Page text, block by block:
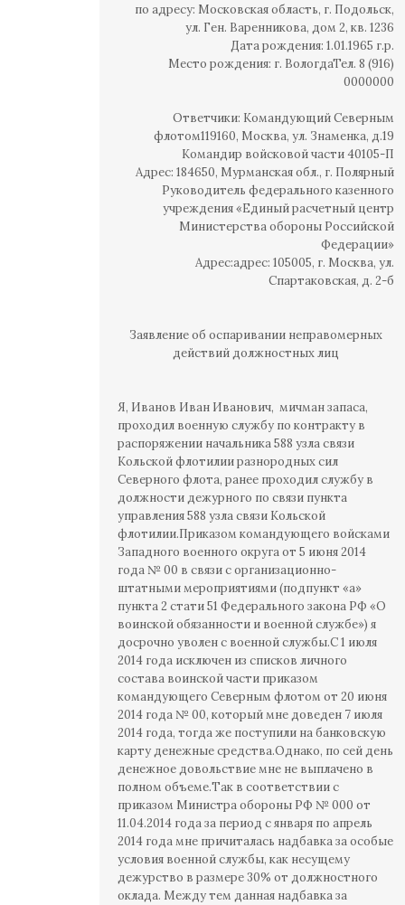
по адресу: Московская область, г. Подольск,
ул. Ген. Варенникова, дом 2, кв. 1236
Дата рождения: 1.01.1965 г.р.
Место рождения: г. ВологдаТел. 8 (916)
0000000
Ответчики: Командующий Северным
флотом119160, Москва, ул. Знаменка, д.19
Командир войсковой части 40105-П
Адрес: 184650, Мурманская обл., г. Полярный
Руководитель федерального казенного
учреждения «Единый расчетный центр
Министерства обороны Российской
Федерации»
Адрес:адрес: 105005, г. Москва, ул.
Спартаковская, д. 2-б
Заявление об оспаривании неправомерных
действий должностных лиц
Я, Иванов Иван Иванович, мичман запаса,
проходил военную службу по контракту в
распоряжении начальника 588 узла связи
Кольской флотилии разнородных сил
Северного флота, ранее проходил службу в
должности дежурного по связи пункта
управления 588 узла связи Кольской
флотилии.Приказом командующего войсками
Западного военного округа от 5 июня 2014
года № 00 в связи с организационно-
штатными мероприятиями (подпункт «а»
пункта 2 стати 51 Федерального закона РФ «О
воинской обязанности и военной службе») я
досрочно уволен с военной службы.С 1 июля
2014 года исключен из списков личного
состава воинской части приказом
командующего Северным флотом от 20 июня
2014 года № 00, который мне доведен 7 июля
2014 года, тогда же поступили на банковскую
карту денежные средства.Однако, по сей день
денежное довольствие мне не выплачено в
полном объеме.Так в соответствии с
приказом Министра обороны РФ № 000 от
11.04.2014 года за период с января по апрель
2014 года мне причиталась надбавка за особые
условия военной службы, как несущему
дежурство в размере 30% от должностного
оклада. Между тем данная надбавка за